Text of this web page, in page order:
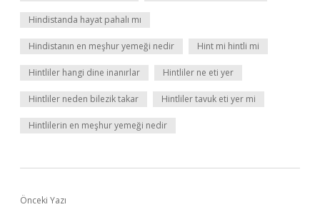
Hindistanda hayat pahalı mı
Hindistanın en meşhur yemeği nedir Hint mi hintli mi
Hintliler hangi dine inanırlar Hintliler ne eti yer
Hintliler neden bilezik takar Hintliler tavuk eti yer mi
Hintlilerin en meşhur yemeği nedir
Önceki Yazı